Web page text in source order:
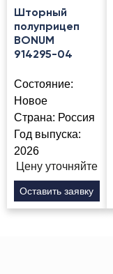
Шторный
полуприцеп
BONUM
914295-04
Состояние:
Новое
Страна: Россия
Год выпуска:
2026
Цену уточняйте
Оставить заявку